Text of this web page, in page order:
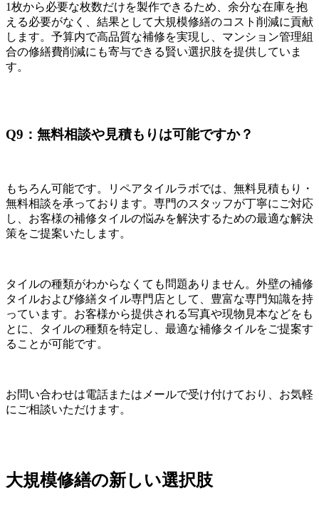
1枚から必要な枚数だけを製作できるため、余分な在庫を抱
える必要がなく、結果として大規模修繕のコスト削減に貢献
します。予算内で高品質な補修を実現し、マンション管理組
合の修繕費削減にも寄与できる賢い選択肢を提供していま
す。
Q9：無料相談や見積もりは可能ですか？
もちろん可能です。リペアタイルラボでは、無料見積もり・
無料相談を承っております。専門のスタッフが丁寧にご対応
し、お客様の補修タイルの悩みを解決するための最適な解決
策をご提案いたします。
タイルの種類がわからなくても問題ありません。外壁の補修
タイルおよび修繕タイル専門店として、豊富な専門知識を持
っています。お客様から提供される写真や現物見本などをも
とに、タイルの種類を特定し、最適な補修タイルをご提案す
ることが可能です。
お問い合わせは電話またはメールで受け付けており、お気軽
にご相談いただけます。
大規模修繕の新しい選択肢